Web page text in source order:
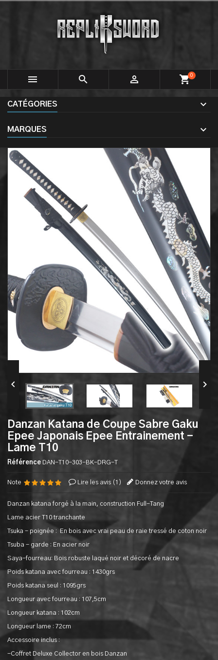
   shopping_cart0
CATÉGORIES
MARQUES
 
Danzan Katana de Coupe Sabre Gaku
Epee Japonais Epee Entrainement -
Lame T10
Référence DAN-T10-303-BK-DRG-T
Note Lire les avis ( 1 ) Donnez votre avis
Danzan katana forgé à la main, construction Full-Tang
Lame acier T10 tranchante
Tsuka - poignée : En bois avec vrai peau de raie tressé de coton noir
Tsuba - garde : En acier noir
Saya-fourreau: Bois robuste laqué noir et décoré de nacre
Poids katana avec fourreau : 1430grs
Poids katana seul : 1095grs
Longueur avec fourreau : 107,5cm
Longueur katana : 102cm
Longueur lame : 72cm
Accessoire inclus :
-Coffret Deluxe Collector en bois Danzan